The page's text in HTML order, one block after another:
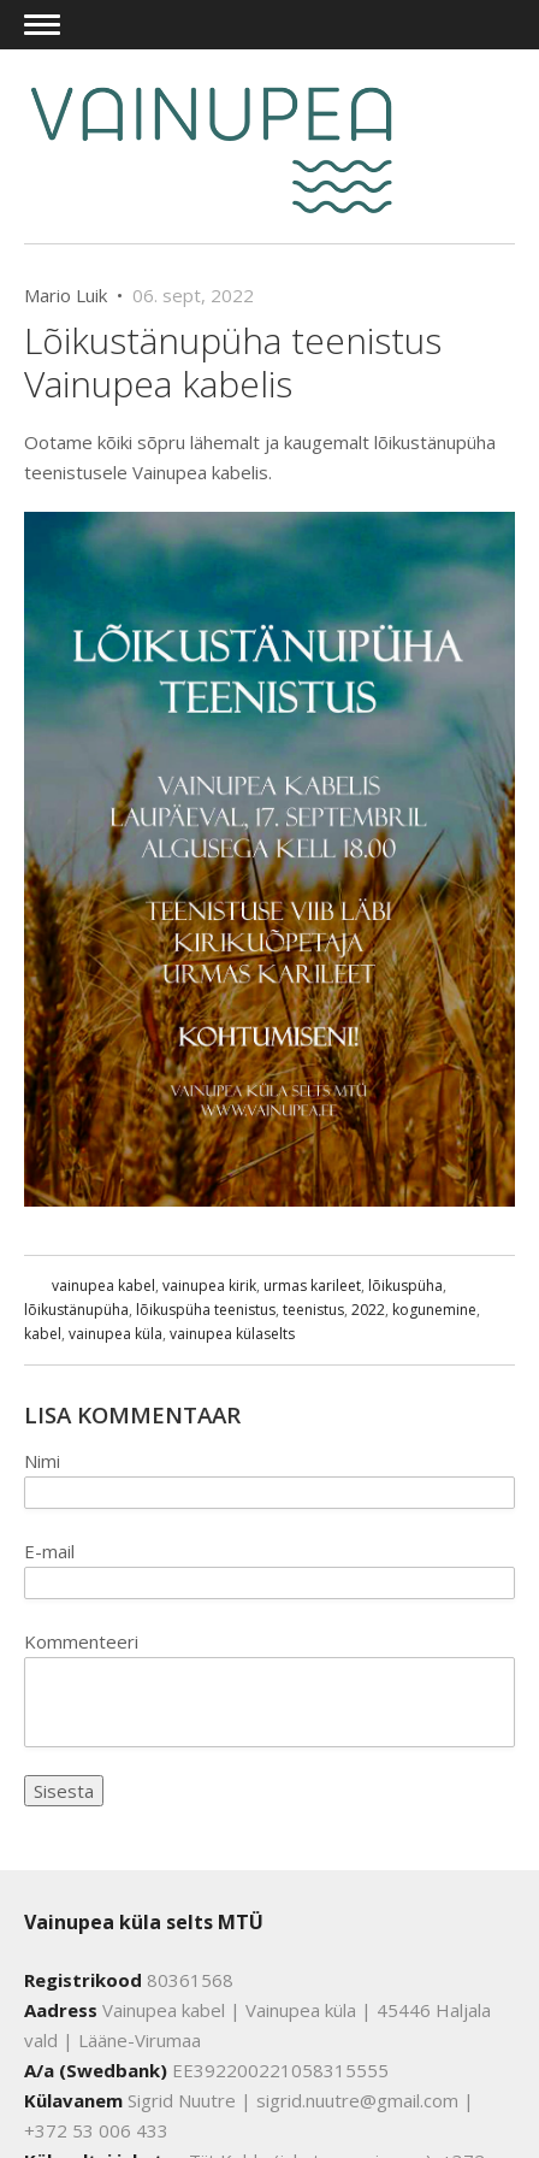
Mario Luik • 06. sept, 2022
Lõikustänupüha teenistus
Vainupea kabelis
Ootame kõiki sõpru lähemalt ja kaugemalt lõikustänupüha
teenistusele Vainupea kabelis.
vainupea kabel, vainupea kirik, urmas karileet, lõikuspüha,
lõikustänupüha, lõikuspüha teenistus, teenistus, 2022, kogunemine,
kabel, vainupea küla, vainupea külaselts
LISA KOMMENTAAR
Nimi
E-mail
Kommenteeri
Vainupea küla selts MTÜ
Registrikood 80361568
Aadress Vainupea kabel | Vainupea küla | 45446 Haljala
vald | Lääne-Virumaa
A/a (Swedbank) EE392200221058315555
Külavanem Sigrid Nuutre | sigrid.nuutre@gmail.com |
+372 53 006 433